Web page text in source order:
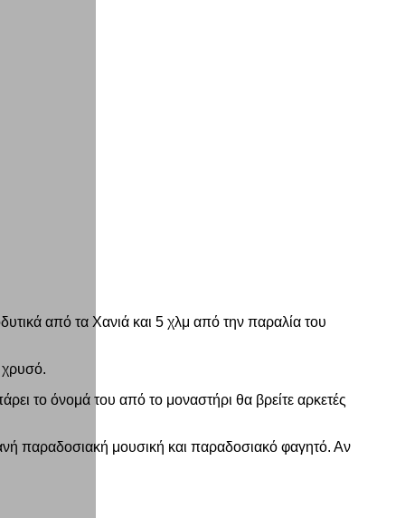
από τα Χανιά και 5 χλμ από την παραλία του
χρυσό.
το όνομά του από το μοναστήρι θα βρείτε αρκετές
παραδοσιακή μουσική και παραδοσιακό φαγητό. Αν